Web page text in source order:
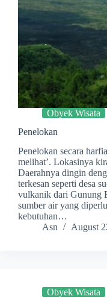
Obyek Wisata
Penelokan
Penelokan secara
melihat’. Lokasinya
Daerahnya dingin
terkesan seperti desa
vulkanik dari Gunung
sumber air yang
kebutuhan…
Asn
August
Obyek Wisata